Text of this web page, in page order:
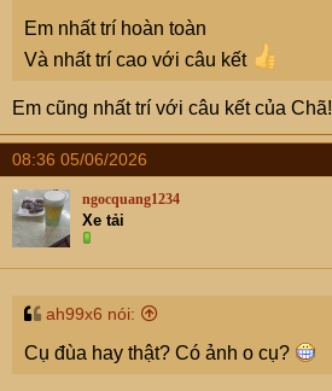
Em nhất trí hoàn toàn
Và nhất trí cao với câu kết
Em cũng nhất trí với câu kết của Chã!
08:36 05/06/2026
ngocquang1234
Xe tải
ah99x6 nói:
Cụ đùa hay thật? Có ảnh o cụ?